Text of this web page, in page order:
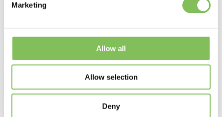
Marketing
Allow all
Allow selection
Deny
Dit onderzoek wordt uitgevoerd door Spectral Industries, Bollegraaf
en Wageningen Research, met COAST als klankbord. De nieuwe
Van Werven verzorgt het projectmanagement; COAST draagt zorg
voor kennisdeling en communicatie. Daarnaast onderzoeken de
projectpartners de technische en economische haalbaarheid van
sorteerinstallaties gebaseerd op de nieuwe sensoren.
Het project levert nieuwe kennis op over sensortechnieken die nodig